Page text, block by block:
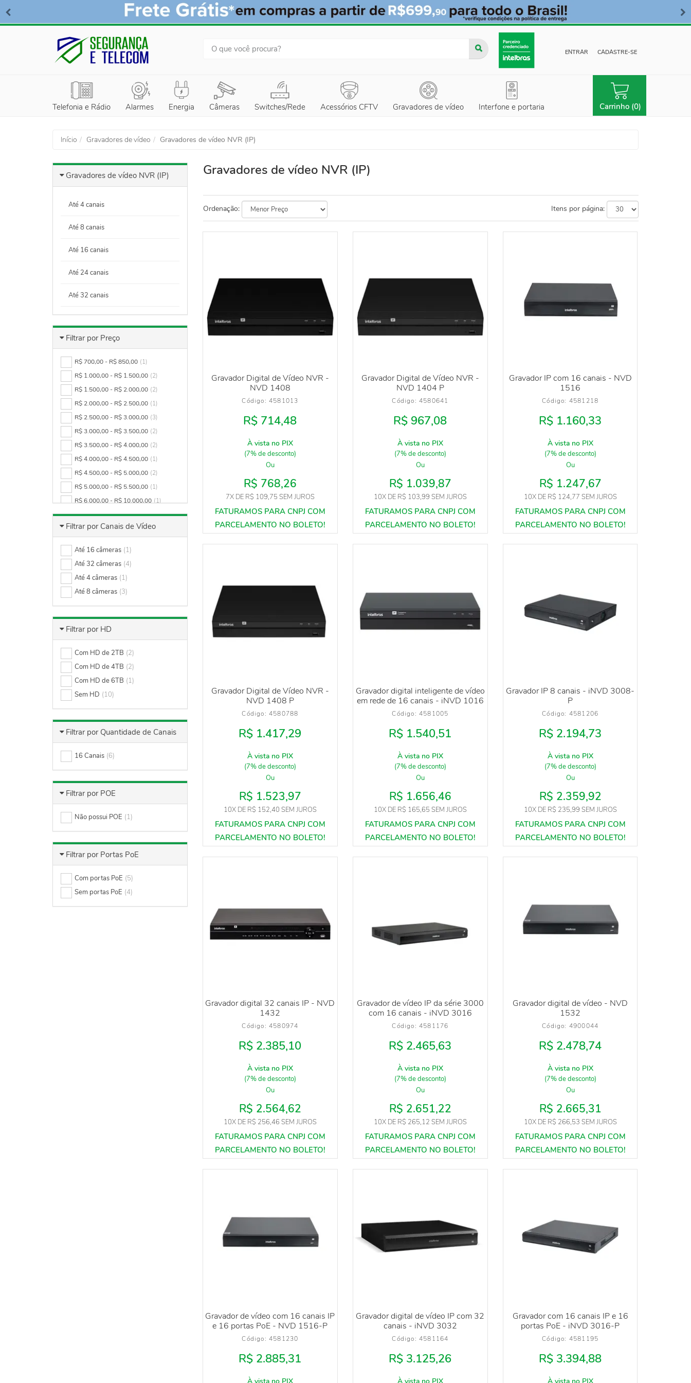
ENTRAR
CADASTRE-SE
Telefonia e Rádio Alarmes Energia Câmeras Switches/Rede Acessórios CFTV Gravadores de vídeo Interfone e portaria Carrinho (0)
Início Gravadores de vídeo Gravadores de vídeo NVR (IP)
Gravadores de vídeo NVR (IP)
Até 4 canais
Até 8 canais
Até 16 canais
Até 24 canais
Até 32 canais
Filtrar por Preço
R$ 700,00 - R$ 850,00 (1)
R$ 1.000,00 - R$ 1.500,00 (2)
R$ 1.500,00 - R$ 2.000,00 (2)
R$ 2.000,00 - R$ 2.500,00 (1)
R$ 2.500,00 - R$ 3.000,00 (3)
R$ 3.000,00 - R$ 3.500,00 (2)
R$ 3.500,00 - R$ 4.000,00 (2)
R$ 4.000,00 - R$ 4.500,00 (1)
R$ 4.500,00 - R$ 5.000,00 (2)
R$ 5.000,00 - R$ 5.500,00 (1)
R$ 6.000,00 - R$ 10.000,00 (1)
Filtrar por Canais de Vídeo
Até 16 câmeras (1)
Até 32 câmeras (4)
Até 4 câmeras (1)
Até 8 câmeras (3)
Filtrar por HD
Com HD de 2TB (2)
Com HD de 4TB (2)
Com HD de 6TB (1)
Sem HD (10)
Filtrar por Quantidade de Canais
16 Canais (6)
Filtrar por POE
Não possui POE (1)
Filtrar por Portas PoE
Com portas PoE (5)
Sem portas PoE (4)
Gravadores de vídeo NVR (IP)
Ordenação: Itens por página:
Gravador Digital de Vídeo NVR -
NVD 1408
Código: 4581013
R$ 714,48
À vista no PIX
(7% de desconto)
Ou
R$ 768,26
7XDE R$ 109,75 SEM JUROS
Gravador Digital de Vídeo NVR -
NVD 1404 P
Código: 4580641
R$ 967,08
À vista no PIX
(7% de desconto)
Ou
R$ 1.039,87
10XDE R$ 103,99 SEM JUROS
Gravador IP com 16 canais - NVD
1516
Código: 4581218
R$ 1.160,33
À vista no PIX
(7% de desconto)
Ou
R$ 1.247,67
10XDE R$ 124,77 SEM JUROS
Gravador Digital de Vídeo NVR -
NVD 1408 P
Código: 4580788
R$ 1.417,29
À vista no PIX
(7% de desconto)
Ou
R$ 1.523,97
10XDE R$ 152,40 SEM JUROS
Gravador digital inteligente de vídeo
em rede de 16 canais - iNVD 1016
Código: 4581005
R$ 1.540,51
À vista no PIX
(7% de desconto)
Ou
R$ 1.656,46
10XDE R$ 165,65 SEM JUROS
Gravador IP 8 canais - iNVD 3008-
P
Código: 4581206
R$ 2.194,73
À vista no PIX
(7% de desconto)
Ou
R$ 2.359,92
10XDE R$ 235,99 SEM JUROS
Gravador digital 32 canais IP - NVD
1432
Código: 4580974
R$ 2.385,10
À vista no PIX
(7% de desconto)
Ou
R$ 2.564,62
10XDE R$ 256,46 SEM JUROS
Gravador de vídeo IP da série 3000
com 16 canais - iNVD 3016
Código: 4581176
R$ 2.465,63
À vista no PIX
(7% de desconto)
Ou
R$ 2.651,22
10XDE R$ 265,12 SEM JUROS
Gravador digital de vídeo - NVD
1532
Código: 4900044
R$ 2.478,74
À vista no PIX
(7% de desconto)
Ou
R$ 2.665,31
10XDE R$ 266,53 SEM JUROS
Gravador de vídeo com 16 canais IP
e 16 portas PoE - NVD 1516-P
Código: 4581230
R$ 2.885,31
À vista no PIX
Gravador digital de vídeo IP com 32
canais - iNVD 3032
Código: 4581164
R$ 3.125,26
À vista no PIX
Gravador com 16 canais IP e 16
portas PoE - iNVD 3016-P
Código: 4581195
R$ 3.394,88
À vista no PIX